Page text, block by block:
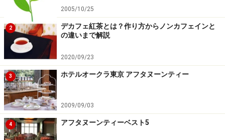
2005/10/25
2
デカフェ紅茶とは？作り方からノンカフェインと
の違いまで解説
2020/09/23
3 ホテルオークラ東京 アフタヌーンティー
2009/09/03
4 アフタヌーンティーベスト5